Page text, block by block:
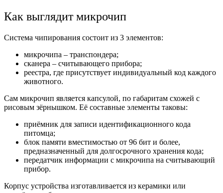
Как выглядит микрочип
Система чипирования состоит из 3 элементов:
микрочипа – транспондера;
сканера – считывающего прибора;
реестра, где присутствует индивидуальный код каждого
животного.
Сам микрочип является капсулой, по габаритам схожей с
рисовым зёрнышком. Её составные элементы таковы:
приёмник для записи идентификационного кода
питомца;
блок памяти вместимостью от 96 бит и более,
предназначенный для долгосрочного хранения кода;
передатчик информации с микрочипа на считывающий
прибор.
Корпус устройства изготавливается из керамики или